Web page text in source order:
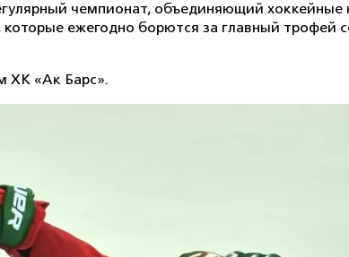
чемпионат, объединяющий хоккейные
ежегодно борются за главный трофей
ХК «Ак Барс».